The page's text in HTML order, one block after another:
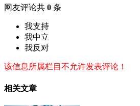
网友评论共 0 条
我支持
我中立
我反对
该信息所属栏目不允许发表评论！
相关文章